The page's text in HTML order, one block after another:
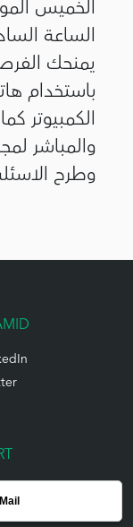
الساعة
يمنحك
باستخدام
الكمبيوتر
والمباشر
وطرح
Mail